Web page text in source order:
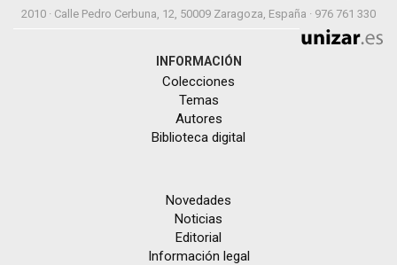
2010 · Calle Pedro Cerbuna, 12, 50009 Zaragoza, España · 976 761 330
INFORMACIÓN
Colecciones
Temas
Autores
Biblioteca digital
Novedades
Noticias
Editorial
Información legal